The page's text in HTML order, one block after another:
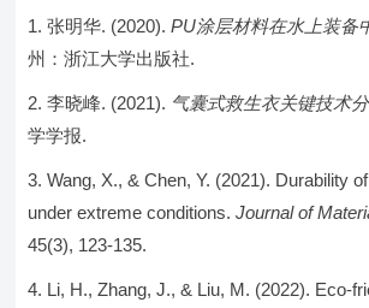
张明华. (2020).PU涂层材料在水上装备
州：浙江大学出版社.
李晓峰. (2021). 气囊式救生衣关键技术
学学报.
Wang, X., & Chen, Y. (2021). Durability
under extreme conditions.Journal of
45(3), 123-135.
Li, H., Zhang, J., & Liu, M. (2022). Eco-